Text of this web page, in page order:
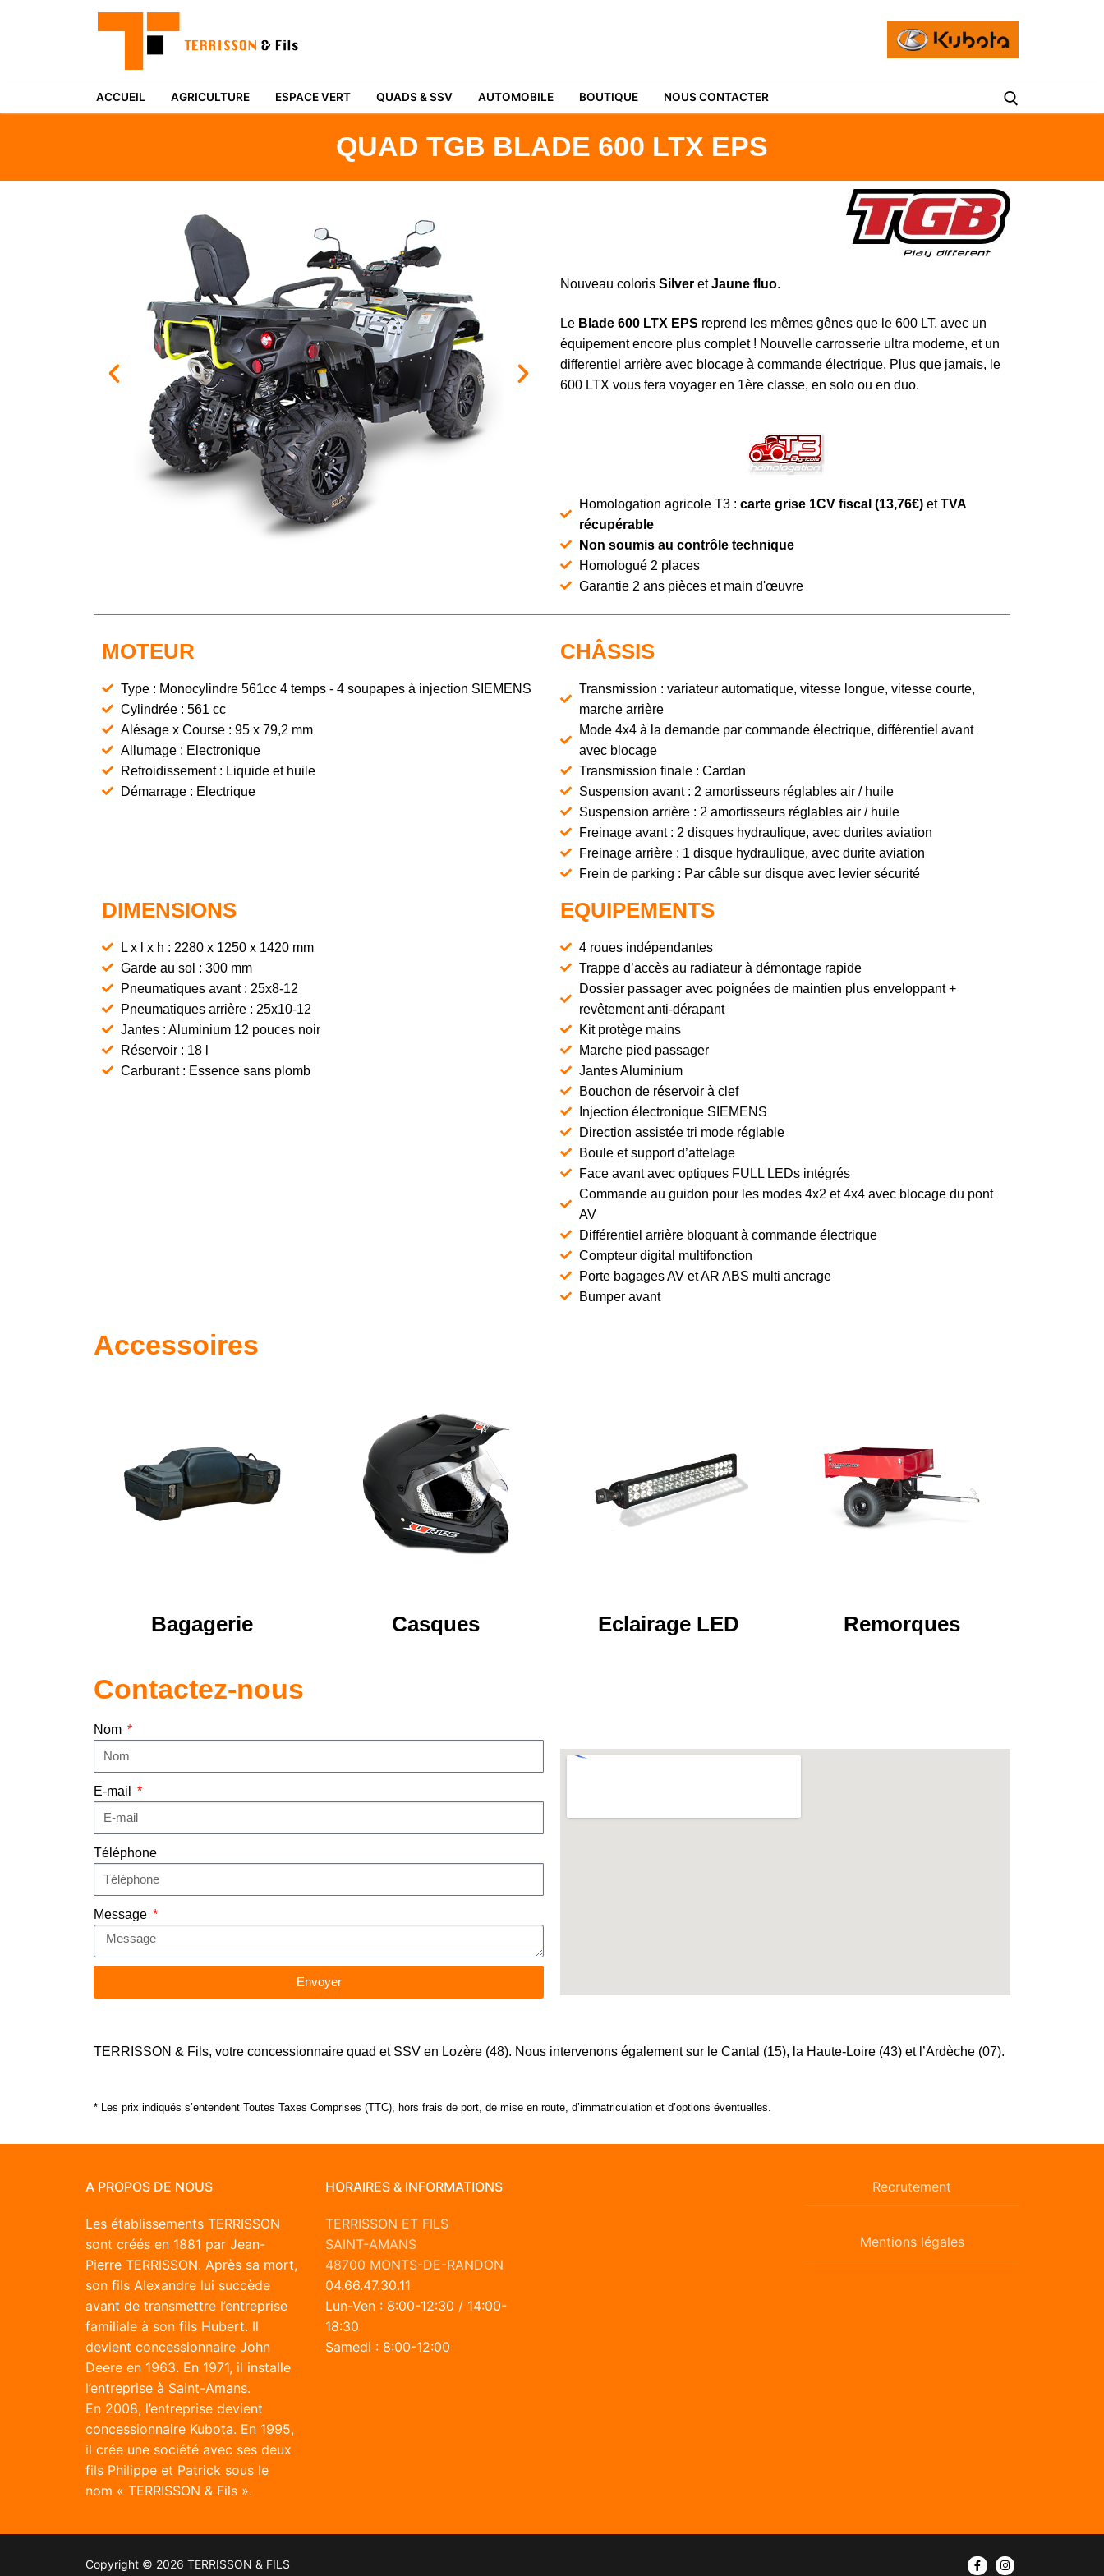
ACCUEIL AGRICULTURE ESPACE VERT QUADS & SSV AUTOMOBILE BOUTIQUE NOUS CONTACTER
QUAD TGB BLADE 600 LTX EPS
Nouveau coloris Silver etJaune fluo.
Le Blade 600 LTX EPS reprend les mêmes gênes que le 600 LT, avec un
équipement encore plus complet ! Nouvelle carrosserie ultra moderne, et un
differentiel arrière avec blocage à commande électrique. Plus que jamais, le
600 LTX vous fera voyager en 1ère classe, en solo ou en duo.
Homologation agricole T3 : carte grise 1CV fiscal (13,76€)etTVA
récupérable
Non soumis au contrôle technique
Homologué 2 places
Garantie 2 ans pièces et main d'œuvre
MOTEUR
Type : Monocylindre 561cc 4 temps - 4 soupapes à injection SIEMENS
Cylindrée : 561 cc
Alésage x Course : 95 x 79,2 mm
Allumage : Electronique
Refroidissement : Liquide et huile
Démarrage : Electrique
CHÂSSIS
Transmission : variateur automatique, vitesse longue, vitesse courte,
marche arrière
Mode 4x4 à la demande par commande électrique, différentiel avant
avec blocage
Transmission finale : Cardan
Suspension avant : 2 amortisseurs réglables air / huile
Suspension arrière : 2 amortisseurs réglables air / huile
Freinage avant : 2 disques hydraulique, avec durites aviation
Freinage arrière : 1 disque hydraulique, avec durite aviation
Frein de parking : Par câble sur disque avec levier sécurité
DIMENSIONS
L x l x h : 2280 x 1250 x 1420 mm
Garde au sol : 300 mm
Pneumatiques avant : 25x8-12
Pneumatiques arrière : 25x10-12
Jantes : Aluminium 12 pouces noir
Réservoir : 18 l
Carburant : Essence sans plomb
EQUIPEMENTS
4 roues indépendantes
Trappe d’accès au radiateur à démontage rapide
Dossier passager avec poignées de maintien plus enveloppant +
revêtement anti-dérapant
Kit protège mains
Marche pied passager
Jantes Aluminium
Bouchon de réservoir à clef
Injection électronique SIEMENS
Direction assistée tri mode réglable
Boule et support d’attelage
Face avant avec optiques FULL LEDs intégrés
Commande au guidon pour les modes 4x2 et 4x4 avec blocage du pont
AV
Différentiel arrière bloquant à commande électrique
Compteur digital multifonction
Porte bagages AV et AR ABS multi ancrage
Bumper avant
Accessoires
Bagagerie Casques Eclairage LED Remorques
Contactez-nous
Nom
E-mail
Téléphone
Message
Envoyer
TERRISSON & Fils, votre concessionnaire quad et SSV en Lozère (48). Nous intervenons également sur le Cantal (15), la Haute-Loire (43) et l’Ardèche (07).
* Les prix indiqués s’entendent Toutes Taxes Comprises (TTC), hors frais de port, de mise en route, d’immatriculation et d’options éventuelles.
A PROPOS DE NOUS
Les établissements TERRISSON
sont créés en 1881 par Jean-
Pierre TERRISSON. Après sa mort,
son fils Alexandre lui succède
avant de transmettre l’entreprise
familiale à son fils Hubert. Il
devient concessionnaire John
Deere en 1963. En 1971, il installe
l’entreprise à Saint-Amans.
En 2008, l’entreprise devient
concessionnaire Kubota. En 1995,
il crée une société avec ses deux
fils Philippe et Patrick sous le
nom « TERRISSON & Fils ».
HORAIRES & INFORMATIONS
TERRISSON ET FILS
SAINT-AMANS
48700 MONTS-DE-RANDON
04.66.47.30.11
Lun-Ven : 8:00-12:30 / 14:00-
18:30
Samedi : 8:00-12:00
Recrutement
Mentions légales
Copyright © 2026 TERRISSON & FILS